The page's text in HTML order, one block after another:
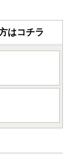
はコチラ